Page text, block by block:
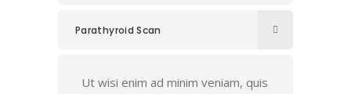
Parathyroid Scan
Ut wisi enim ad minim veniam, quis